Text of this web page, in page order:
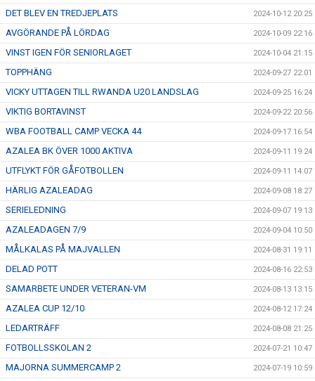
DET BLEV EN TREDJEPLATS 2024-10-12 20:25
AVGÖRANDE PÅ LÖRDAG 2024-10-09 22:16
VINST IGEN FÖR SENIORLAGET 2024-10-04 21:15
TOPPHÄNG 2024-09-27 22:01
VICKY UTTAGEN TILL RWANDA U20 LANDSLAG 2024-09-25 16:24
VIKTIG BORTAVINST 2024-09-22 20:56
WBA FOOTBALL CAMP VECKA 44 2024-09-17 16:54
AZALEA BK ÖVER 1000 AKTIVA 2024-09-11 19:24
UTFLYKT FÖR GÅFOTBOLLEN 2024-09-11 14:07
HÄRLIG AZALEADAG 2024-09-08 18:27
SERIELEDNING 2024-09-07 19:13
AZALEADAGEN 7/9 2024-09-04 10:50
MÅLKALAS PÅ MAJVALLEN 2024-08-31 19:11
DELAD POTT 2024-08-16 22:53
SAMARBETE UNDER VETERAN-VM 2024-08-13 13:15
AZALEA CUP 12/10 2024-08-12 17:24
LEDARTRÄFF 2024-08-08 21:25
FOTBOLLSSKOLAN 2 2024-07-21 10:47
MAJORNA SUMMERCAMP 2 2024-07-19 10:59